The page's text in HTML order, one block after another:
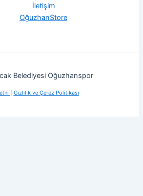
İletişim
OğuzhanStore
Belediyesi Oğuzhanspor
Gizlilik ve Çerez Politikası